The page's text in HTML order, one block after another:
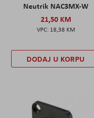
Neutrik NAC3MX-W
21,50 KM
18,38 KM
DODAJ U KORPU